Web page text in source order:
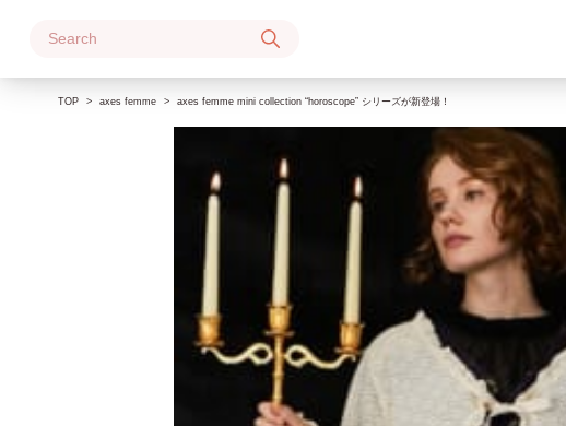
TOP axes femme axes femme mini collection “horoscope” シリーズが新登場！